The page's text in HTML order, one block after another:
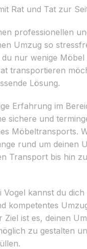
Rat und Tat zur
professionellen
Umzug so
du nur wenige Möbel
transportieren
Lösung.
Erfahrung im
sichere und
Möbeltransports.
rund um deinen
Transport bis hin
kannst du dich
kompetentes
Ziel ist es, deinen
zu gestalten